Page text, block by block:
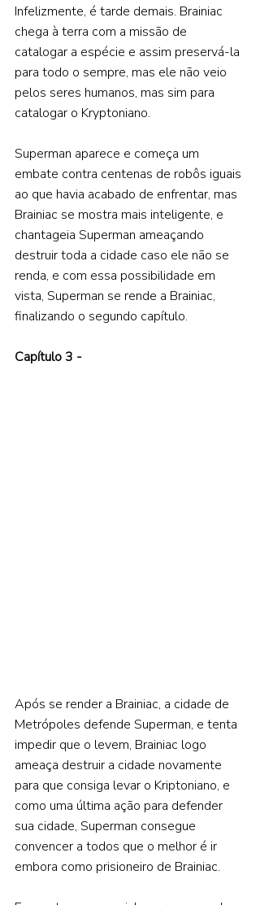
Infelizmente, é tarde demais. Brainiac
chega à terra com a missão de
catalogar a espécie e assim preservá-la
para todo o sempre, mas ele não veio
pelos seres humanos, mas sim para
catalogar o Kryptoniano.
Superman aparece e começa um
embate contra centenas de robôs iguais
ao que havia acabado de enfrentar, mas
Brainiac se mostra mais inteligente, e
chantageia Superman ameaçando
destruir toda a cidade caso ele não se
renda, e com essa possibilidade em
vista, Superman se rende a Brainiac,
finalizando o segundo capítulo.
Capítulo 3 -
Após se render a Brainiac, a cidade de
Metrópoles defende Superman, e tenta
impedir que o levem, Brainiac logo
ameaça destruir a cidade novamente
para que consiga levar o Kriptoniano, e
como uma última ação para defender
sua cidade, Superman consegue
convencer a todos que o melhor é ir
embora como prisioneiro de Brainiac.